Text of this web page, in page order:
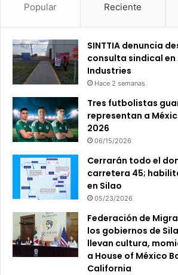
Popular Reciente
SINTTIA denuncia
consulta sindical en
Industries
Hace 2 semanas
Tres futbolistas
representan a
2026
06/15/2026
Cerrarán todo el
carretera 45;
en Silao
05/23/2026
Federación de
los gobiernos de
llevan cultura,
a House of México
California